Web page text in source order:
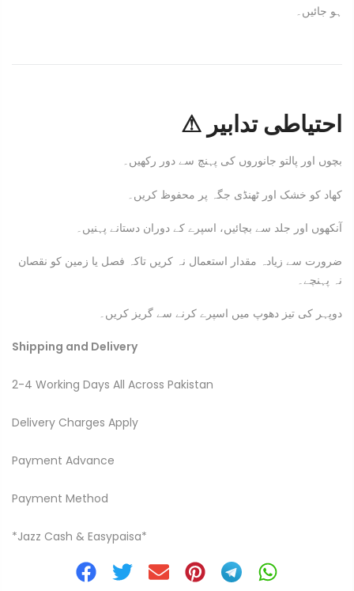
ہو جائیں۔
⚠ احتیاطی تدابیر
بچوں اور پالتو جانوروں کی پہنچ سے دور رکھیں۔
کھاد کو خشک اور ٹھنڈی جگہ پر محفوظ کریں۔
آنکھوں اور جلد سے بچائیں، اسپرے کے دوران دستانے پہنیں۔
ضرورت سے زیادہ مقدار استعمال نہ کریں تاکہ فصل یا زمین کو نقصان
نہ پہنچے۔
دوپہر کی تیز دھوپ میں اسپرے کرنے سے گریز کریں۔
Shipping and Delivery
2-4 Working Days All Across Pakistan
Delivery Charges Apply
Payment Advance
Payment Method
*Jazz Cash & Easypaisa*